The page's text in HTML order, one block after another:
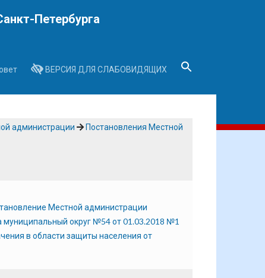
Петербурга
ВЕРСИЯ ДЛЯ СЛАБОВИДЯЩИХ
администрации
Постановления Местной
Местной администрации
муниципальный округ №54 от 01.03.2018 №1
в области защиты населения от